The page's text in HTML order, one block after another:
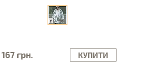
167 грн. КУПИТИ